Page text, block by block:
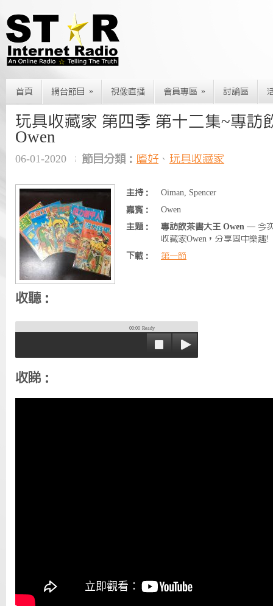
首頁 網台節目 » 視像直播 會員專區 » 討論區
玩具收藏家 第四季 第十二集~專訪
Owen
06-01-2020 節目分類： 嗜好 、 玩具收藏家
主持：
Oiman, Spencer
嘉賓：
Owen
主題：
專訪飲茶書大王 Owen — 今
收藏家Owen，分享固中樂趣!
下載：
第一節
收聽：
00:00 Ready
收睇：